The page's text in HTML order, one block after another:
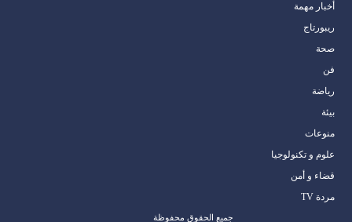
أخبار مهمة
ريبورتاج
صحة
فن
رياضة
بيئة
منوعات
علوم و تكنولوجيا
قضاء و أمن
مردة TV
جميع الحقوق محفوظة